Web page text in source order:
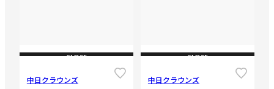
CLOSE
中日クラウンズ
CLOSE
中日クラウンズ